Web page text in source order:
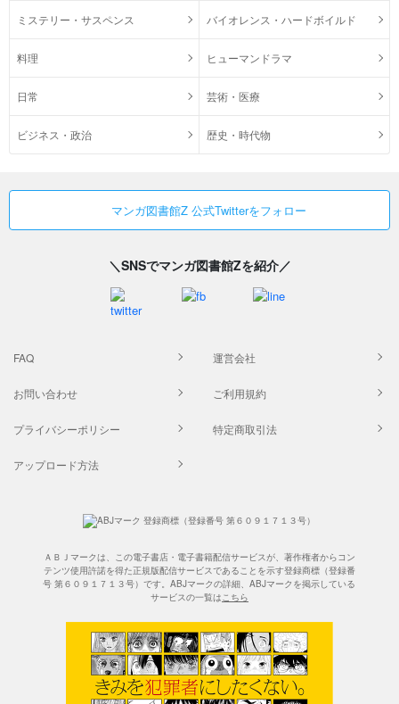
ミステリー・サスペンス バイオレンス・ハードボイルド
料理 ヒューマンドラマ
日常 芸術・医療
ビジネス・政治 歴史・時代物
マンガ図書館Z 公式Twitterをフォロー
＼SNSでマンガ図書館Zを紹介／
FAQ 運営会社
お問い合わせ ご利用規約
プライバシーポリシー 特定商取引法
アップロード方法
ＡＢＪマークは、この電子書店・電子書籍配信サービスが、著作権者からコン
テンツ使用許諾を得た正規版配信サービスであることを示す登録商標（登録番
号 第６０９１７１３号）です。ABJマークの詳細、ABJマークを掲示している
サービスの一覧はこちら